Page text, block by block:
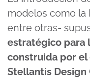
modelos como la
entre otras-
estratégico para
construida por
Stellantis Design